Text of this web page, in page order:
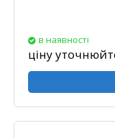
в наявності
ціну